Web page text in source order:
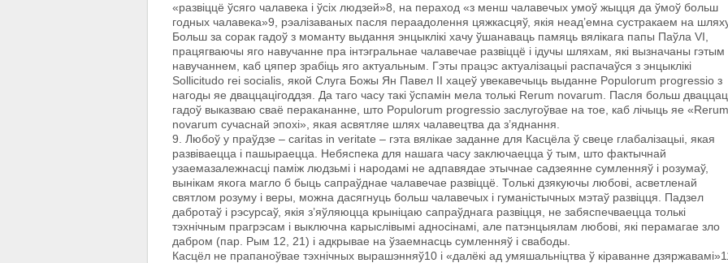
«развіццё ўсяго чалавека i ўсіх людзей»8, на пераход «з менш чалавечых умоў жыцця да ўмоў больш
годных чалавека»9, рэалізаваных пасля пераадолення цяжкасцяў, якія неад’емна сустракаем на
Больш за сорак гадоў з моманту выдання энцыклікі хачу ўшанаваць памяць вялікага папы Паўла VI,
працягваючы яго навучанне пра інтэгральнае чалавечае развіццё i ідучы шляхам, які вызначаны гэтым
навучаннем, каб цяпер зрабіць яго актуальным. Гэты працэс актуалізацыі распачаўся з энцыклікі
Sollicitudo rei socialis, якой Слуга Божы Ян Павел II хацеў увекавечыць выданне Populorum progressio з
нагоды яе дваццацігоддзя. Да таго часу такі ўспамін мела толькі Rerum novarum. Пасля больш
гадоў выказваю сваё перакананне, што Populorum progressio заслугоўвае на тое, каб лічыць яе «Rerum
novarum сучаснай эпохі», якая асвятляе шлях чалавецтва да з’яднання.
9. Любоў у праўдзе – caritas in veritate – гэта вялікае заданне для Касцёла ў свеце глабалізацыі, якая
развіваецца і пашыраецца. Небяспека для нашага часу заключаецца ў тым, што фактычнай
узаемазалежнасці паміж людзьмі і народамі не адпавядае этычнае садзеянне сумленняў i розумаў,
вынікам якога магло б быць сапраўднае чалавечае развіццё. Толькі дзякуючы любові, асветленай
святлом розуму i веры, можна дасягнуць больш чалавечых і гуманістычных мэтаў развіцця. Падзел
дабротаў i рэсурсаў, якія з’яўляюцца крыніцаю сапраўднага развіцця, не забяспечваецца толькі
тэхнічным прагрэсам i выключна карыслівымі адносінамі, але патэнцыялам любові, які перамагае зло
дабром (пар. Рым 12, 21) i адкрывае на ўзаемнасць сумленняў i свабоды.
Касцёл не прапаноўвае тэхнічных вырашэнняў10 i «далёкі ад умяшальніцтва ў кіраванне